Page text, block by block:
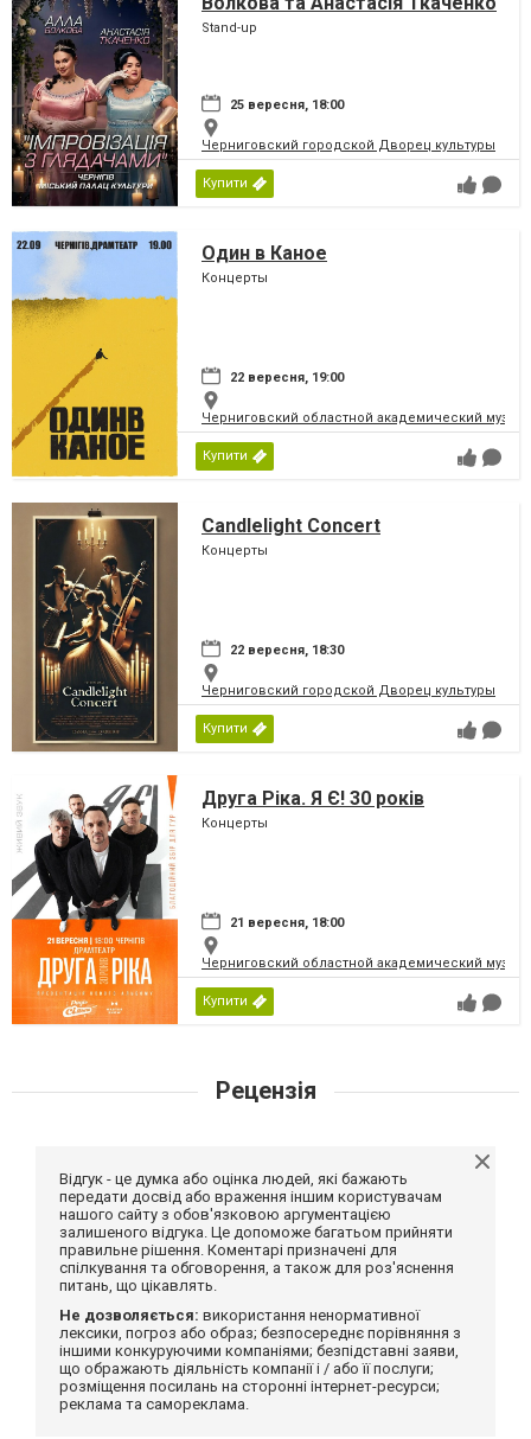
Stand-up
25 вересня, 18:00
Черниговский городской Дворец культуры
Купити
Один в Каное
Концерты
22 вересня, 19:00
Черниговский областной академический
Купити
Candlelight Concert
Концерты
22 вересня, 18:30
Черниговский городской Дворец культуры
Купити
Друга Ріка. Я Є! 30 років
Концерты
21 вересня, 18:00
Черниговский областной академический
Купити
Рецензія
Відгук - це думка або оцінка людей, які бажають
передати досвід або враження іншим користувачам
нашого сайту з обов'язковою аргументацією
залишеного відгука. Це допоможе багатьом прийняти
правильне рішення. Коментарі призначені для
спілкування та обговорення, а також для роз'яснення
питань, що цікавлять.
Не дозволяється: використання ненормативної
лексики, погроз або образ; безпосереднє порівняння з
іншими конкуруючими компаніями; безпідставні заяви,
що ображають діяльність компанії і / або її послуги;
розміщення посилань на сторонні інтернет-ресурси;
реклама та самореклама.